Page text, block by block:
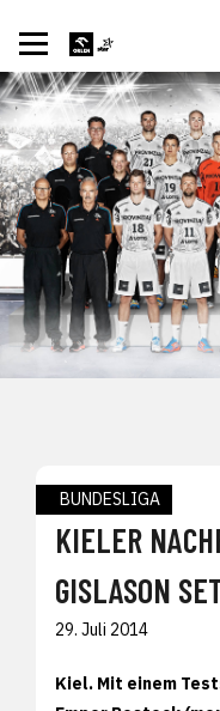
BUNDESLIGA
KIELER
GISLASON
29. Juli 2014
Kiel. Mit einem